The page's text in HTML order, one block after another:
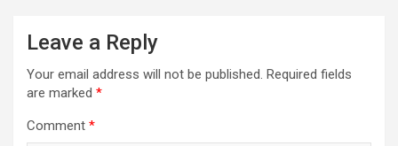
Leave a Reply
Your email address will not be published. Required fields
are marked *
Comment *